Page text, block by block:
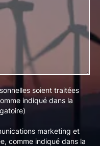
soient traitées
indiqué dans la
marketing et
comme indiqué dans la